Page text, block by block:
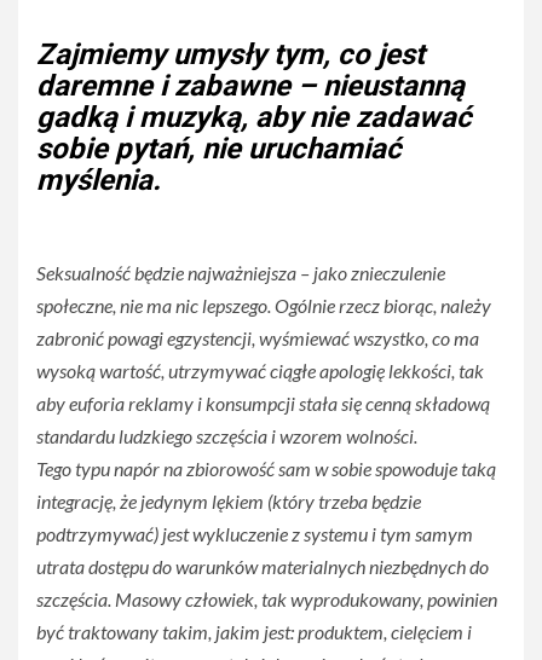
Zajmiemy umysły tym, co jest
daremne i zabawne – nieustanną
gadką i muzyką, aby nie zadawać
sobie pytań, nie uruchamiać
myślenia.
Seksualność będzie najważniejsza – jako znieczulenie
społeczne, nie ma nic lepszego. Ogólnie rzecz biorąc, należy
zabronić powagi egzystencji, wyśmiewać wszystko, co ma
wysoką wartość, utrzymywać ciągłe apologię lekkości, tak
aby euforia reklamy i konsumpcji stała się cenną składową
standardu ludzkiego szczęścia i wzorem wolności.
Tego typu napór na zbiorowość sam w sobie spowoduje taką
integrację, że jedynym lękiem (który trzeba będzie
podtrzymywać) jest wykluczenie z systemu i tym samym
utrata dostępu do warunków materialnych niezbędnych do
szczęścia. Masowy człowiek, tak wyprodukowany, powinien
być traktowany takim, jakim jest: produktem, cielęciem i